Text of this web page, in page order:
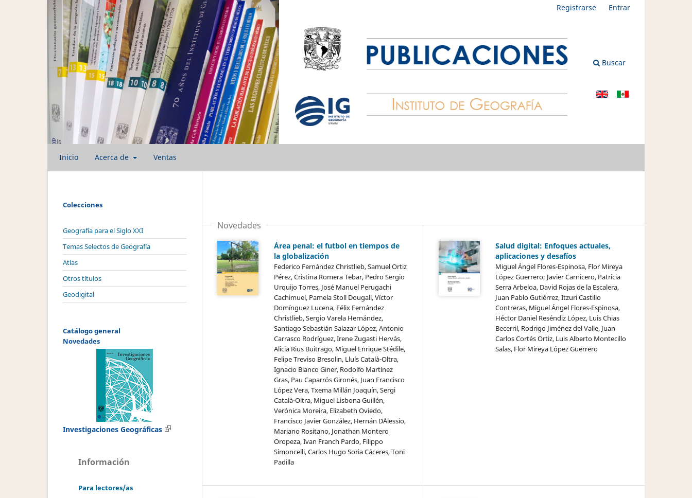
Buscar
Inicio Acerca de Ventas
Registrarse Entrar
Novedades
Área penal: el futbol en tiempos de
la globalización
Federico Fernández Christlieb, Samuel Ortiz
Pérez, Cristina Romera Tebar, Pedro Sergio
Urquijo Torres, José Manuel Perugachi
Cachimuel, Pamela Stoll Dougall, Víctor
Domínguez Lucena, Félix Fernández
Christlieb, Sergio Varela Hernández,
Santiago Sebastián Salazar López, Antonio
Carrasco Rodríguez, Irene Zugasti Hervás,
Alicia Rius Buitrago, Miguel Enrique Stédile,
Felipe Treviso Bresolin, Lluís Català-Oltra,
Ignacio Blanco Giner, Rodolfo Martínez
Gras, Pau Caparrós Gironés, Juan Francisco
López Vera, Txema Millán Joaquín, Sergi
Català-Oltra, Miguel Lisbona Guillén,
Verónica Moreira, Elizabeth Oviedo,
Francisco Javier González, Hernán D´Alessio,
Mariano Rositano, Jonathan Montero
Oropeza, Ivan Franch Pardo, Filippo
Simoncelli, Carlos Hugo Soria Cáceres, Toni
Padilla
Salud digital: Enfoques actuales,
aplicaciones y desafíos
Miguel Ángel Flores-Espinosa, Flor Mireya
López Guerrero; Javier Carnicero, Patricia
Serra Arbeloa, David Rojas de la Escalera,
Juan Pablo Gutiérrez, Itzuri Castillo
Contreras, Miguel Ángel Flores-Espinosa,
Héctor Daniel Reséndiz López, Luis Chias
Becerril, Rodrigo Jiménez del Valle, Juan
Carlos Cortés Ortiz, Luis Alberto Montecillo
Salas, Flor Mireya López Guerrero
Colecciones
Geografía para el Siglo XXI
Temas Selectos de Geografía
Atlas
Otros títulos
Geodigital
Catálogo general
Novedades
Investigaciones Geográficas
Información
Para lectores/as